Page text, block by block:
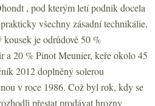
, pod kterým letí podnik docela
všechny zásadní technikálie,
je odrůdově 50 %
a 20 % Pinot Meunier, keře okolo 45
2012 doplněný solerou
v roce 1986. Což byl rok, kdy se
přestat prodávat hrozny